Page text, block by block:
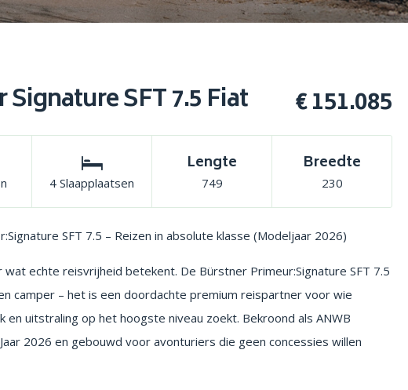
SFT 7.5 Fiat € 151.085
4 Slaapplaatsen
Lengte
749
Breedte
230
SFT 7.5 – Reizen in absolute klasse (Modeljaar 2026)
wat echte reisvrijheid betekent. De Bürstner Primeur:Signature SFT 7.5
camper – het is een doordachte premium reispartner voor wie
en uitstraling op het hoogste niveau zoekt. Bekroond als ANWB
2026 en gebouwd voor avonturiers die geen concessies willen